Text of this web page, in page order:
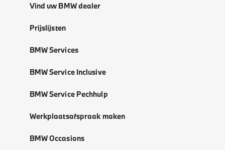
Vind uw BMW dealer
Prijslijsten
BMW Services
BMW Service Inclusive
BMW Service Pechhulp
Werkplaatsafspraak maken
BMW Occasions